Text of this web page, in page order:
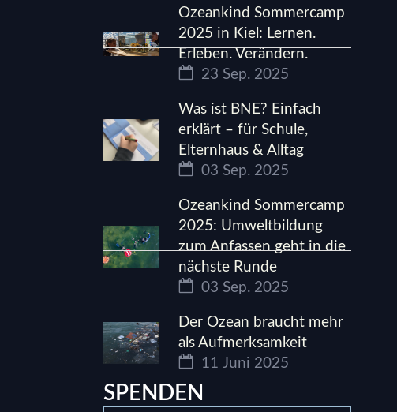
Ozeankind Sommercamp
2025 in Kiel: Lernen.
Erleben. Verändern.
23 Sep. 2025
Was ist BNE? Einfach
erklärt – für Schule,
Elternhaus & Alltag
03 Sep. 2025
Ozeankind Sommercamp
2025: Umweltbildung
zum Anfassen geht in die
nächste Runde
03 Sep. 2025
Der Ozean braucht mehr
als Aufmerksamkeit
11 Juni 2025
SPENDEN